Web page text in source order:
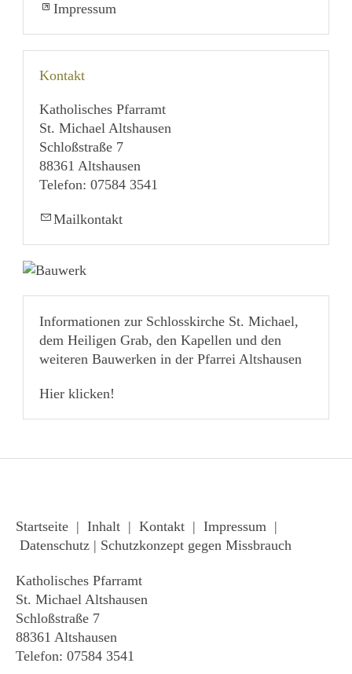
Impressum
Kontakt
Katholisches Pfarramt
St. Michael Altshausen
Schloßstraße 7
88361 Altshausen
Telefon: 07584 3541
Mailkontakt
Informationen zur Schlosskirche St. Michael,
dem Heiligen Grab, den Kapellen und den
weiteren Bauwerken in der Pfarrei Altshausen
Hier klicken!
Startseite | Inhalt | Kontakt | Impressum |
Datenschutz | Schutzkonzept gegen Missbrauch
Katholisches Pfarramt
St. Michael Altshausen
Schloßstraße 7
88361 Altshausen
Telefon: 07584 3541